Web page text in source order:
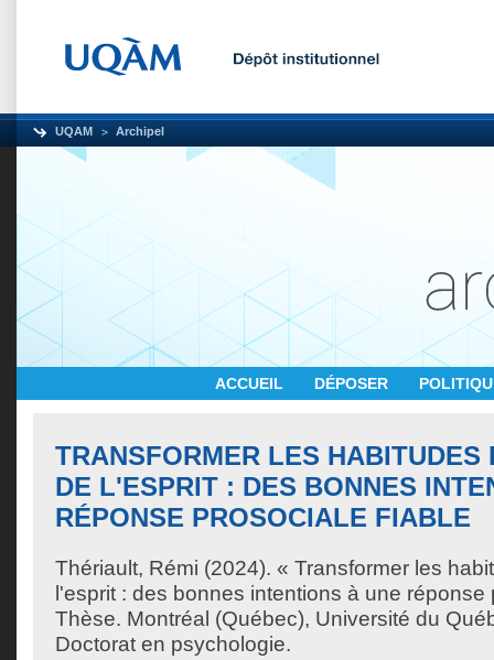
UQAM Archipel
ACCUEIL DÉPOSER
TRANSFORMER LES HABITUDES
DE L'ESPRIT : DES BONNES
RÉPONSE PROSOCIALE FIABLE
Thériault, Rémi (2024). « Transformer les
l'esprit : des bonnes intentions à une
Thèse. Montréal (Québec), Université du
Doctorat en psychologie.